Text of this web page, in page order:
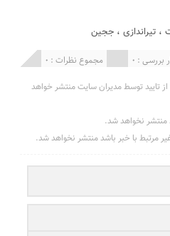
،تیراندازی ،ججین
مجموع نظرات : 0 بررسی : 0
تایید توسط مدیران سایت منتشر خواهد
منتشر نخواهد شد.
مرتبط با خبر باشد منتشر نخواهد شد.